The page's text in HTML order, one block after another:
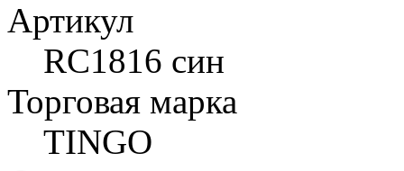
Артикул
RC1816 син
Торговая марка
TINGO